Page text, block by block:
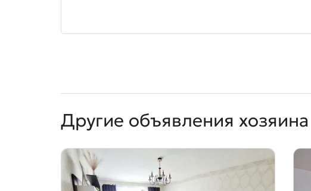
Другие объявления хозяина